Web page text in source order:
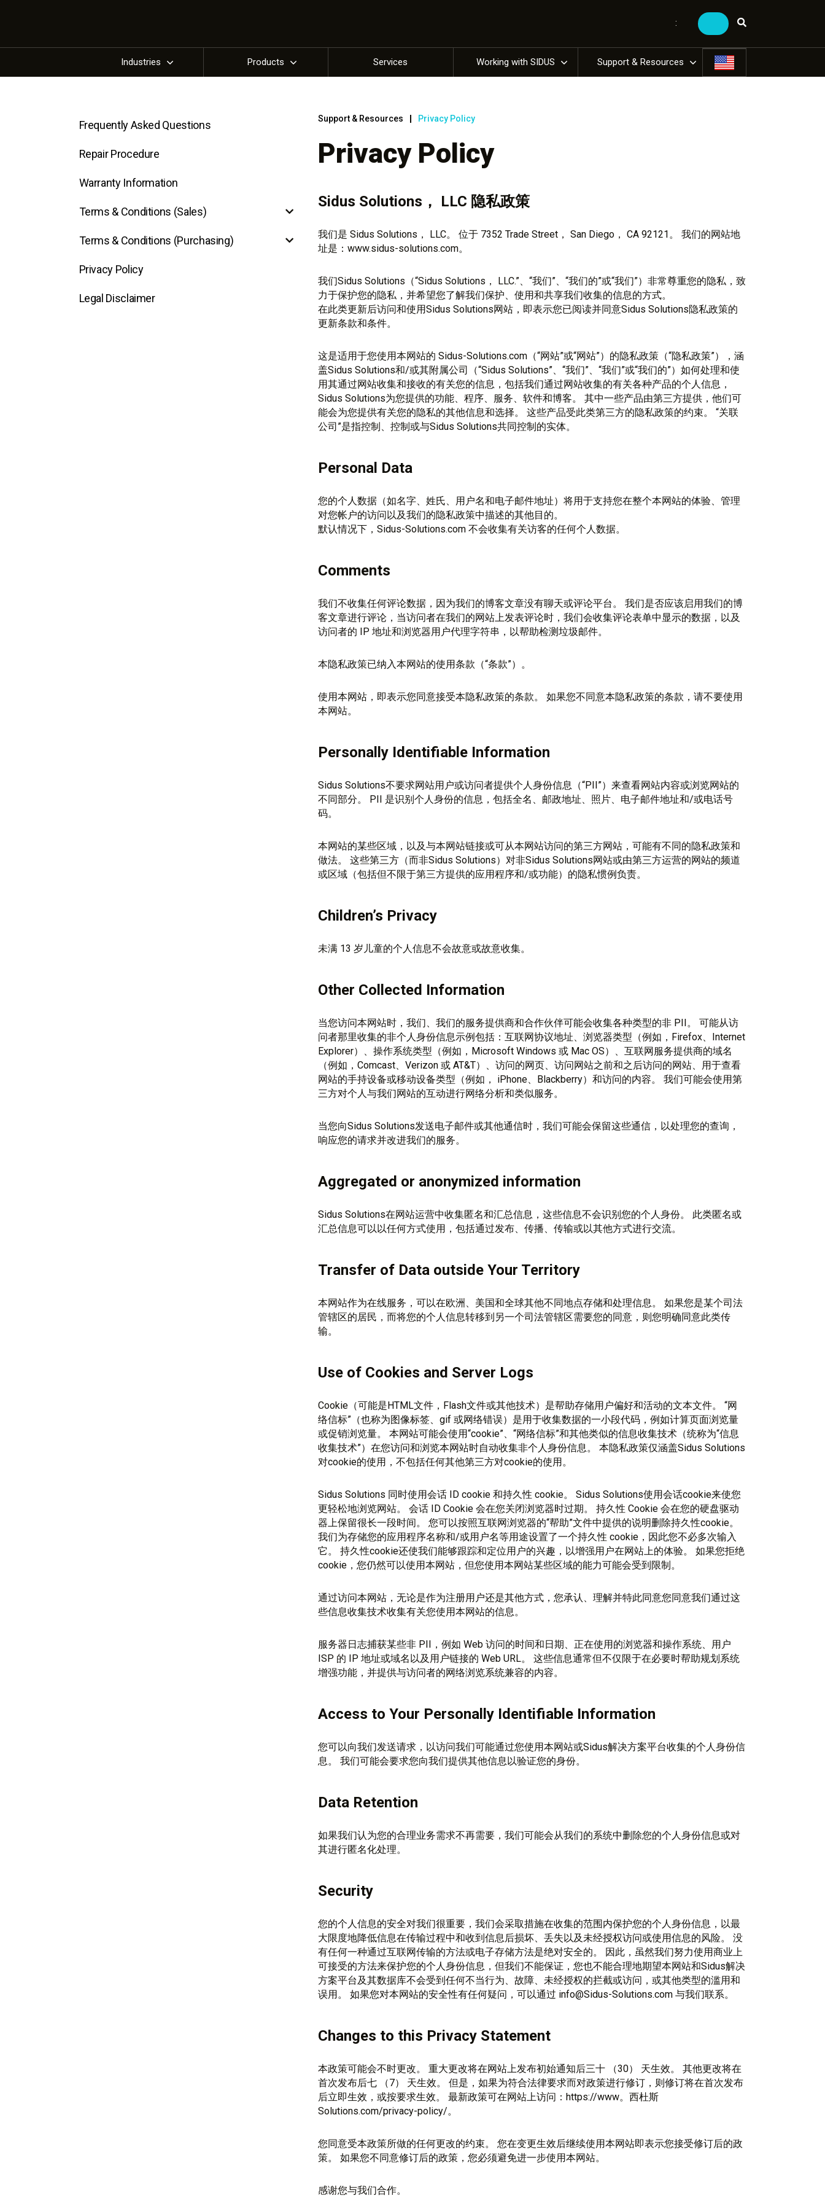
:
Industries Products Services Working with SIDUS Support & Resources
Frequently Asked Questions
Repair Procedure
Warranty Information
Terms & Conditions (Sales)
Terms & Conditions (Purchasing)
Privacy Policy
Legal Disclaimer
Support & Resources Privacy Policy
Privacy Policy
Sidus Solutions， LLC 隐私政策
我们是 Sidus Solutions， LLC。 位于 7352 Trade Street， San Diego， CA 92121。 我们的网站地
址是：www.sidus-solutions.com。
我们Sidus Solutions（“Sidus Solutions， LLC.”、“我们”、“我们的”或“我们”）非常尊重您的隐私，致
力于保护您的隐私，并希望您了解我们保护、使用和共享我们收集的信息的方式。
在此类更新后访问和使用Sidus Solutions网站，即表示您已阅读并同意Sidus Solutions隐私政策的
更新条款和条件。
这是适用于您使用本网站的 Sidus-Solutions.com（“网站”或“网站”）的隐私政策（“隐私政策”），涵
盖Sidus Solutions和/或其附属公司（“Sidus Solutions”、“我们”、“我们”或“我们的”）如何处理和使
用其通过网站收集和接收的有关您的信息，包括我们通过网站收集的有关各种产品的个人信息，
Sidus Solutions为您提供的功能、程序、服务、软件和博客。 其中一些产品由第三方提供，他们可
能会为您提供有关您的隐私的其他信息和选择。 这些产品受此类第三方的隐私政策的约束。 “关联
公司”是指控制、控制或与Sidus Solutions共同控制的实体。
Personal Data
您的个人数据（如名字、姓氏、用户名和电子邮件地址）将用于支持您在整个本网站的体验、管理
对您帐户的访问以及我们的隐私政策中描述的其他目的。
默认情况下，Sidus-Solutions.com 不会收集有关访客的任何个人数据。
Comments
我们不收集任何评论数据，因为我们的博客文章没有聊天或评论平台。 我们是否应该启用我们的博
客文章进行评论，当访问者在我们的网站上发表评论时，我们会收集评论表单中显示的数据，以及
访问者的 IP 地址和浏览器用户代理字符串，以帮助检测垃圾邮件。
本隐私政策已纳入本网站的使用条款（“条款”）。
使用本网站，即表示您同意接受本隐私政策的条款。 如果您不同意本隐私政策的条款，请不要使用
本网站。
Personally Identifiable Information
Sidus Solutions不要求网站用户或访问者提供个人身份信息（“PII”）来查看网站内容或浏览网站的
不同部分。 PII 是识别个人身份的信息，包括全名、邮政地址、照片、电子邮件地址和/或电话号
码。
本网站的某些区域，以及与本网站链接或可从本网站访问的第三方网站，可能有不同的隐私政策和
做法。 这些第三方（而非Sidus Solutions）对非Sidus Solutions网站或由第三方运营的网站的频道
或区域（包括但不限于第三方提供的应用程序和/或功能）的隐私惯例负责。
Children’s Privacy
未满 13 岁儿童的个人信息不会故意或故意收集。
Other Collected Information
当您访问本网站时，我们、我们的服务提供商和合作伙伴可能会收集各种类型的非 PII。 可能从访
问者那里收集的非个人身份信息示例包括：互联网协议地址、浏览器类型（例如，Firefox、Internet
Explorer）、操作系统类型（例如，Microsoft Windows 或 Mac OS）、互联网服务提供商的域名
（例如，Comcast、Verizon 或 AT&T）、访问的网页、访问网站之前和之后访问的网站、用于查看
网站的手持设备或移动设备类型（例如， iPhone、Blackberry）和访问的内容。 我们可能会使用第
三方对个人与我们网站的互动进行网络分析和类似服务。
当您向Sidus Solutions发送电子邮件或其他通信时，我们可能会保留这些通信，以处理您的查询，
响应您的请求并改进我们的服务。
Aggregated or anonymized information
Sidus Solutions在网站运营中收集匿名和汇总信息，这些信息不会识别您的个人身份。 此类匿名或
汇总信息可以以任何方式使用，包括通过发布、传播、传输或以其他方式进行交流。
Transfer of Data outside Your Territory
本网站作为在线服务，可以在欧洲、美国和全球其他不同地点存储和处理信息。 如果您是某个司法
管辖区的居民，而将您的个人信息转移到另一个司法管辖区需要您的同意，则您明确同意此类传
输。
Use of Cookies and Server Logs
Cookie（可能是HTML文件，Flash文件或其他技术）是帮助存储用户偏好和活动的文本文件。 “网
络信标”（也称为图像标签、gif 或网络错误）是用于收集数据的一小段代码，例如计算页面浏览量
或促销浏览量。 本网站可能会使用“cookie”、“网络信标”和其他类似的信息收集技术（统称为“信息
收集技术”）在您访问和浏览本网站时自动收集非个人身份信息。 本隐私政策仅涵盖Sidus Solutions
对cookie的使用，不包括任何其他第三方对cookie的使用。
Sidus Solutions 同时使用会话 ID cookie 和持久性 cookie。 Sidus Solutions使用会话cookie来使您
更轻松地浏览网站。 会话 ID Cookie 会在您关闭浏览器时过期。 持久性 Cookie 会在您的硬盘驱动
器上保留很长一段时间。 您可以按照互联网浏览器的“帮助”文件中提供的说明删除持久性cookie。
我们为存储您的应用程序名称和/或用户名等用途设置了一个持久性 cookie，因此您不必多次输入
它。 持久性cookie还使我们能够跟踪和定位用户的兴趣，以增强用户在网站上的体验。 如果您拒绝
cookie，您仍然可以使用本网站，但您使用本网站某些区域的能力可能会受到限制。
通过访问本网站，无论是作为注册用户还是其他方式，您承认、理解并特此同意您同意我们通过这
些信息收集技术收集有关您使用本网站的信息。
服务器日志捕获某些非 PII，例如 Web 访问的时间和日期、正在使用的浏览器和操作系统、用户
ISP 的 IP 地址或域名以及用户链接的 Web URL。 这些信息通常但不仅限于在必要时帮助规划系统
增强功能，并提供与访问者的网络浏览系统兼容的内容。
Access to Your Personally Identifiable Information
您可以向我们发送请求，以访问我们可能通过您使用本网站或Sidus解决方案平台收集的个人身份信
息。 我们可能会要求您向我们提供其他信息以验证您的身份。
Data Retention
如果我们认为您的合理业务需求不再需要，我们可能会从我们的系统中删除您的个人身份信息或对
其进行匿名化处理。
Security
您的个人信息的安全对我们很重要，我们会采取措施在收集的范围内保护您的个人身份信息，以最
大限度地降低信息在传输过程中和收到信息后损坏、丢失以及未经授权访问或使用信息的风险。 没
有任何一种通过互联网传输的方法或电子存储方法是绝对安全的。 因此，虽然我们努力使用商业上
可接受的方法来保护您的个人身份信息，但我们不能保证，您也不能合理地期望本网站和Sidus解决
方案平台及其数据库不会受到任何不当行为、故障、未经授权的拦截或访问，或其他类型的滥用和
误用。 如果您对本网站的安全性有任何疑问，可以通过 info@Sidus-Solutions.com 与我们联系。
Changes to this Privacy Statement
本政策可能会不时更改。 重大更改将在网站上发布初始通知后三十 （30） 天生效。 其他更改将在
首次发布后七 （7） 天生效。 但是，如果为符合法律要求而对政策进行修订，则修订将在首次发布
后立即生效，或按要求生效。 最新政策可在网站上访问：https://www。西杜斯
Solutions.com/privacy-policy/。
您同意受本政策所做的任何更改的约束。 您在变更生效后继续使用本网站即表示您接受修订后的政
策。 如果您不同意修订后的政策，您必须避免进一步使用本网站。
感谢您与我们合作。